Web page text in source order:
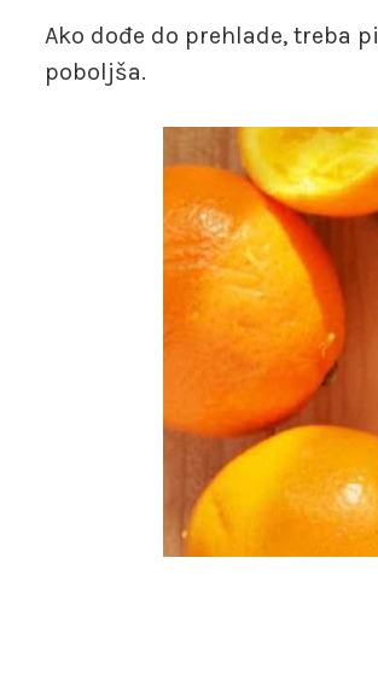
Ako dođe do prehlade, treba
poboljša.